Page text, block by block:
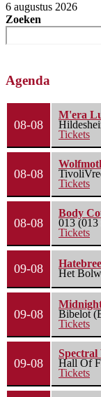
6 augustus 2026
Zoeken
Agenda
08-08
M'era
Tickets
08-08
Tickets
08-08
Body
013
Tickets
09-08
Het
09-08
Bibelot
Tickets
09-08
Spectral
Hall Of
Tickets